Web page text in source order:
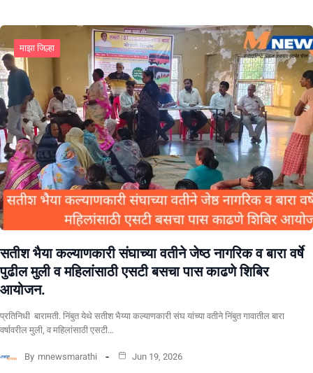
माझा जिल्हा
सतीश भैया कल्याणकारी संघाच्या वतीने जेष्ठ नागरिक व बारा वर्षे
पुढील मुली व महिलांसाठी एसटी बसचा पास काढणे शिबिर
आयोजन.
प्रतिनिधी बारामती. निंबुत येथे सतीश भैय्या कल्याणकारी संघ यांच्या वतीने निंबुत गावातील बारा
वर्षावरील मुली, व महिलांसाठी एसटी…
By mnewsmarathi Jun 19, 2026